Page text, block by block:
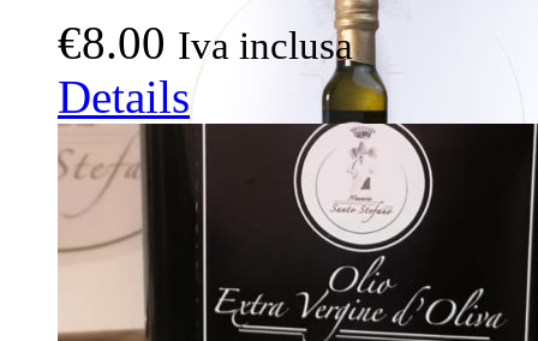
€8.00 Iva inclusa
Details